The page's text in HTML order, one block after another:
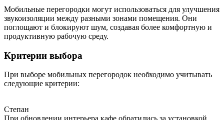
Мобильные перегородки могут использоваться для улучшения
звукоизоляции между разными зонами помещения. Они
поглощают и блокируют шум, создавая более комфортную и
продуктивную рабочую среду.
Критерии выбора
При выборе мобильных перегородок необходимо учитывать
следующие критерии:
Степан